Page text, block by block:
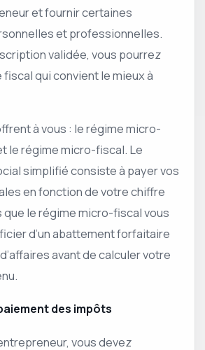
et fournir certaines
et professionnelles.
validée, vous pourrez
qui convient le mieux à
à vous : le régime micro-
le régime micro-fiscal. Le
simplifié consiste à payer vos
en fonction de votre chiffre
que le régime micro-fiscal vous
d’un abattement forfaitaire
avant de calculer votre
des impôts
vous devez